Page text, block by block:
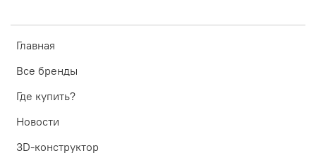
Главная
Все бренды
Где купить?
Новости
3D-конструктор